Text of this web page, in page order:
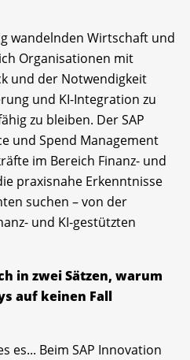
wandelnden Wirtschaft und
Organisationen mit
und der Notwendigkeit
und KI-Integration zu
zu bleiben. Der SAP
und Spend Management
im Bereich Finanz- und
praxisnahe Erkenntnisse
suchen – von der
und KI-gestützten
in zwei Sätzen, warum
auf keinen Fall
es... Beim SAP Innovation